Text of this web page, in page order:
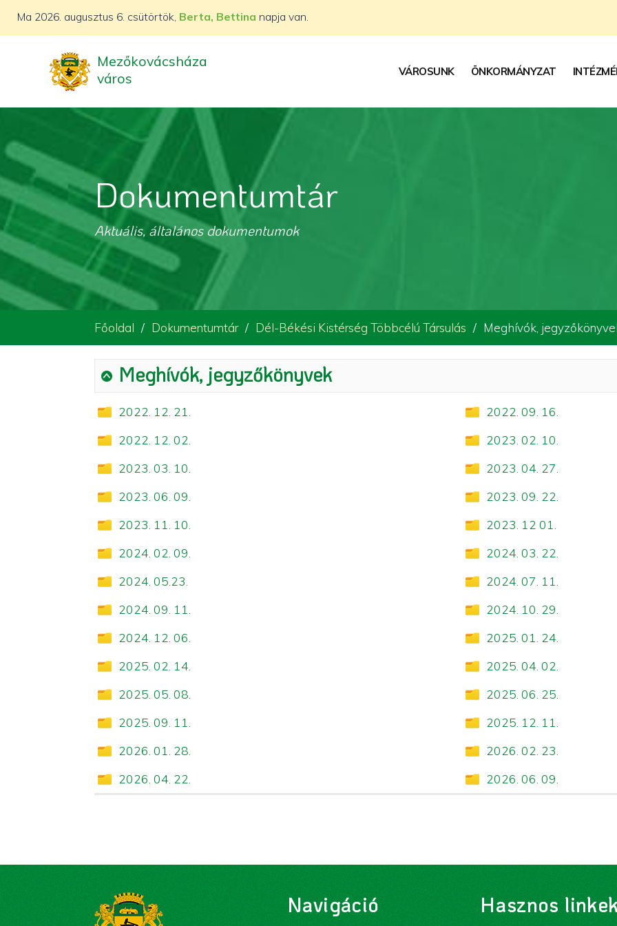
Ma 2026. augusztus 6. csütörtök, Berta, Bettina napja van.
Mezőkovácsháza
város
VÁROSUNK ÖNKORMÁNYZAT
Dokumentumtár
Aktuális, általános dokumentumok
Főoldal Dokumentumtár Dél-Békési Kistérség Többcélú Társulás Meghívók,
Meghívók, jegyzőkönyvek
2022. 12. 21.
2022. 09. 16.
2022. 12. 02.
2023. 02. 10.
2023. 03. 10.
2023. 04. 27.
2023. 06. 09.
2023. 09. 22.
2023. 11. 10.
2023. 12 01.
2024. 02. 09.
2024. 03. 22.
2024. 05.23.
2024. 07. 11.
2024. 09. 11.
2024. 10. 29.
2024. 12. 06.
2025. 01. 24.
2025. 02. 14.
2025. 04. 02.
2025. 05. 08.
2025. 06. 25.
2025. 09. 11.
2025. 12. 11.
2026. 01. 28.
2026. 02. 23.
2026. 04. 22.
2026. 06. 09.
Navigáció Hasznos